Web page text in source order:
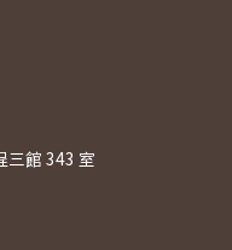
三館 343 室